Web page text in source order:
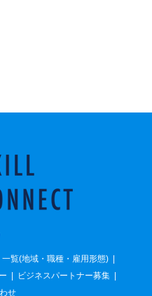
一覧(地域・職種・雇用形態)
ビジネスパートナー募集
せ